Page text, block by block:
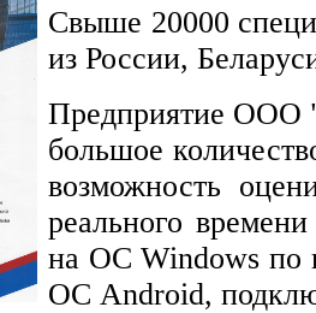
Свыше 20000
из России,
Предприятие ООО
большое
возможность
реального
на ОС Windows по
ОС Android,